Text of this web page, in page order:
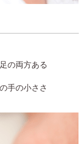
の両方ある
手の小ささ